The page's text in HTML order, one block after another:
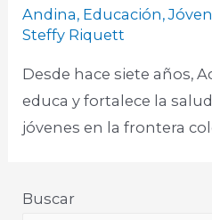
Andina, Educación,
Steffy Riquett
Desde hace siete años,
educa y fortalece la
jóvenes en la frontera
Buscar